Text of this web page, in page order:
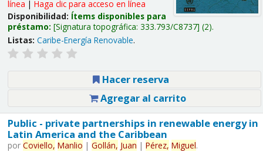
línea | Haga clic para acceso en línea
Disponibilidad: Ítems disponibles para
préstamo: Signatura topográfica: 333.793/C8737 (2).
Listas: Caribe-Energía Renovable.
Hacer reserva
Agregar al carrito
Public - private partnerships in renewable energy in
Latin America and the Caribbean
por Coviello, Manlio | Gollán, Juan | Pérez, Miguel.